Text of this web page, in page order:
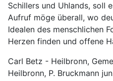
Schillers und Uhlands, soll
Aufruf möge überall, wo
Idealen des menschlichen
Herzen finden und offene
Carl Betz - Heilbronn,
Heilbronn, P. Bruckmann